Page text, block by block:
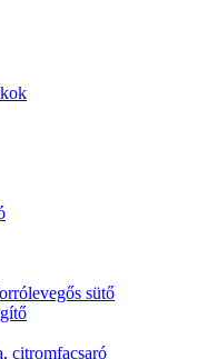
sütő
citromfacsaró